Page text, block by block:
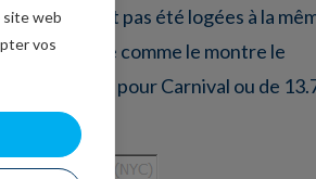
n’ont pas été logées à la
limitée comme le montre le
de 39% pour Carnival ou de
web
vos